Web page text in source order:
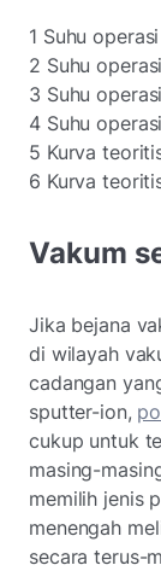
1 Suhu
2 Suhu
3 Suhu
4 Suhu
5 Kurva
6 Kurva
Vakum
Jika bejana
di wilayah
cadangan
sputter-ion,
cukup untuk
masing-
memilih jenis
menengah
secara terus-